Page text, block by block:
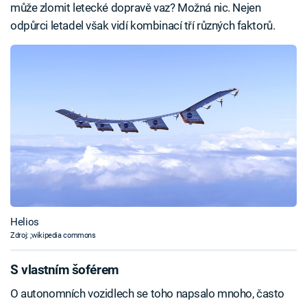
může zlomit letecké dopravě vaz? Možná nic. Nejen
odpůrci letadel však vidí kombinací tří různých faktorů.
Helios
Zdroj: ;wikipedia commons
S vlastním šoférem
O autonomních vozidlech se toho napsalo mnoho, často